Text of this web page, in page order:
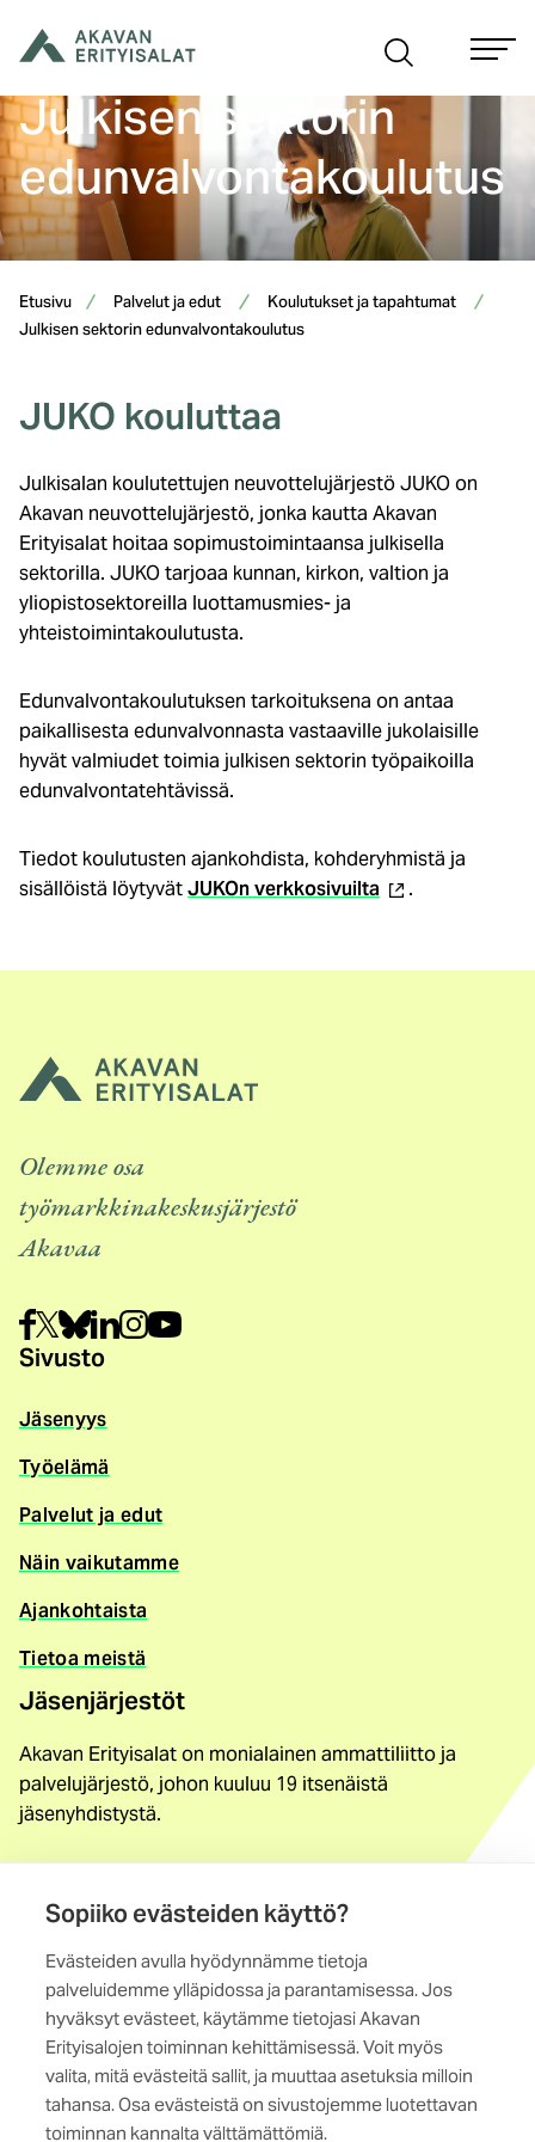
Sopiiko evästeiden käyttö?
Evästeiden avulla hyödynnämme tietoja
palveluidemme ylläpidossa ja parantamisessa. Jos
hyväksyt evästeet, käytämme tietojasi Akavan
Erityisalojen toiminnan kehittämisessä. Voit myös
valita, mitä evästeitä sallit, ja muuttaa asetuksia milloin
tahansa. Osa evästeistä on sivustojemme luotettavan
toiminnan kannalta välttämättömiä.
sisältöön
Julkisen sektorin
edunvalvontakoulutus
Etusivu Palvelut ja edut
Koulutukset ja tapahtumat
Julkisen sektorin edunvalvontakoulutus
JUKO kouluttaa
Julkisalan koulutettujen neuvottelujärjestö JUKO on
Akavan neuvottelujärjestö, jonka kautta Akavan
Erityisalat hoitaa sopimustoimintaansa julkisella
sektorilla. JUKO tarjoaa kunnan, kirkon, valtion ja
yliopistosektoreilla luottamusmies- ja
yhteistoimintakoulutusta.
Edunvalvontakoulutuksen tarkoituksena on antaa
paikallisesta edunvalvonnasta vastaaville jukolaisille
hyvät valmiudet toimia julkisen sektorin työpaikoilla
edunvalvontatehtävissä.
Tiedot koulutusten ajankohdista, kohderyhmistä ja
sisällöistä löytyvätJUKOn verkkosivuilta (ulkoinen
.
Olemme osa
työmarkkinakeskusjärjestö
Akavaa
Sivusto
Jäsenyys
Työelämä
Palvelut ja edut
Näin vaikutamme
Ajankohtaista
Tietoa meistä
Jäsenjärjestöt
Akavan Erityisalat on monialainen ammattiliitto ja
palvelujärjestö, johon kuuluu 19 itsenäistä
jäsenyhdistystä.
Yhteystiedot
Maistraatinportti 4 A, 6. krs
00240 Helsinki
Kaikki yhteystiedot